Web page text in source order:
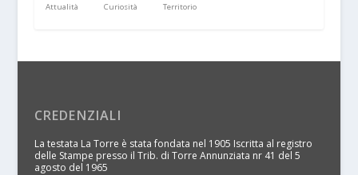
Attualità Curiosità Territorio
CREDENZIALI
La testata La Torre è stata fondata nel 1905 Iscritta al registro
delle Stampe presso il Trib. di Torre Annunziata nr 41 del 5
agosto del 1965